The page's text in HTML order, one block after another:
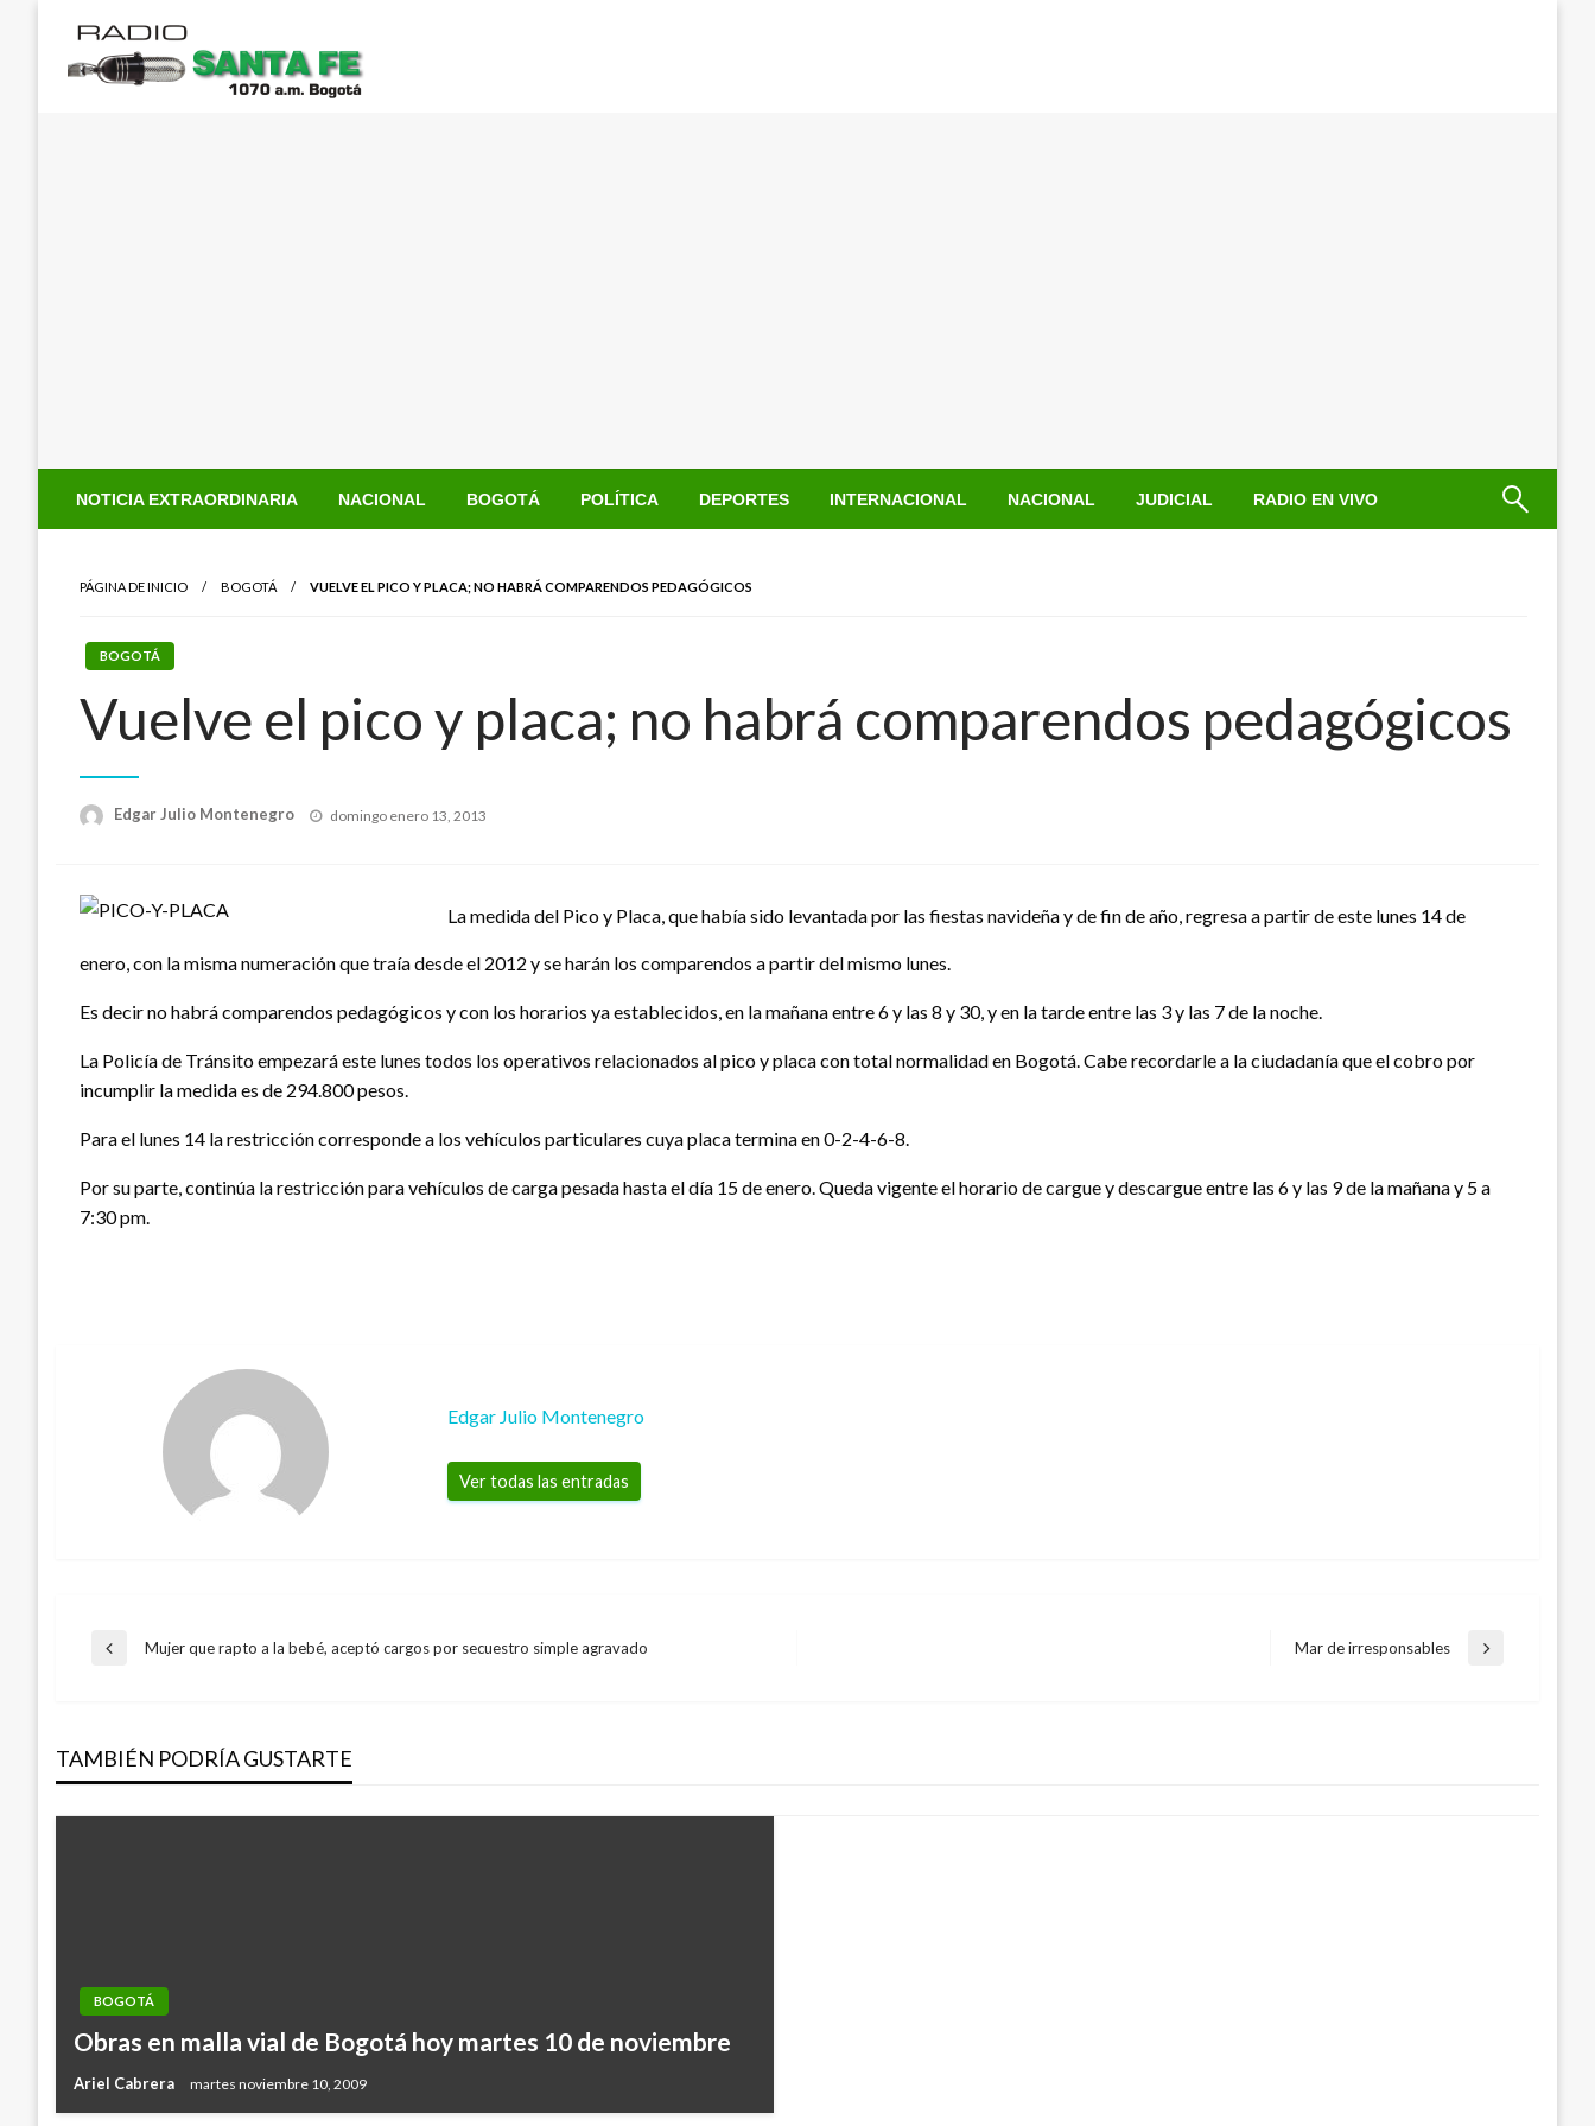
contenido
NOTICIA EXTRAORDINARIA NACIONAL BOGOTÁ POLÍTICA DEPORTES INTERNACIONAL NACIONAL JUDICIAL RADIO EN VIVO
PÁGINA DE INICIO BOGOTÁ VUELVE EL PICO Y PLACA; NO HABRÁ COMPARENDOS PEDAGÓGICOS
BOGOTÁ
Vuelve el pico y placa; no habrá comparendos pedagógicos
Edgar Julio Montenegro
Publicado
domingo enero 13, 2013
La medida del Pico y Placa, que había sido levantada por las fiestas navideña y de fin de año, regresa a partir de este lunes 14 de
enero, con la misma numeración que traía desde el 2012 y se harán los comparendos a partir del mismo lunes.
Es decir no habrá comparendos pedagógicos y con los horarios ya establecidos, en la mañana entre 6 y las 8 y 30, y en la tarde entre las 3 y las 7 de la noche.
La Policía de Tránsito empezará este lunes todos los operativos relacionados al pico y placa con total normalidad en Bogotá. Cabe recordarle a la ciudadanía que el cobro por
incumplir la medida es de 294.800 pesos.
Para el lunes 14 la restricción corresponde a los vehículos particulares cuya placa termina en 0-2-4-6-8.
Por su parte, continúa la restricción para vehículos de carga pesada hasta el día 15 de enero. Queda vigente el horario de cargue y descargue entre las 6 y las 9 de la mañana y 5 a
7:30 pm.
Edgar Julio Montenegro
Ver todas las entradas
Navegación
entradas
Entrada
Mujer que rapto a la bebé, aceptó cargos por secuestro simple agravado
Entrada
Mar de irresponsables
TAMBIÉN PODRÍA GUSTARTE
BOGOTÁ
Obras en malla vial de Bogotá hoy martes 10 de noviembre
Ariel Cabrera martes noviembre 10, 2009